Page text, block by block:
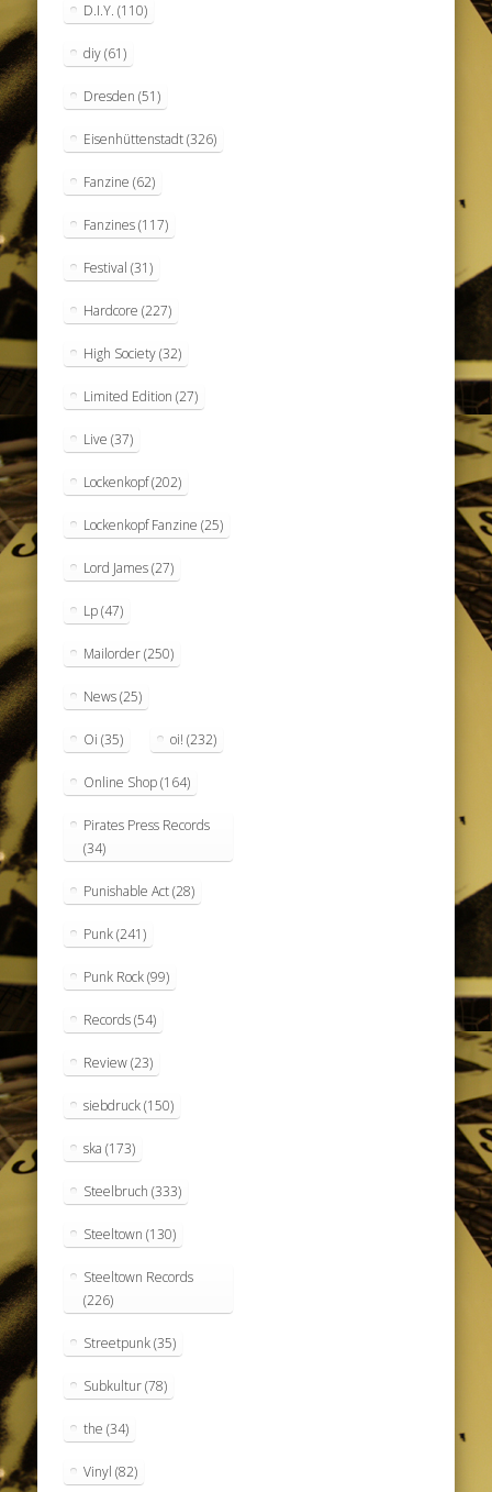
D.I.Y. (110)
diy(61)
Dresden (51)
Eisenhüttenstadt(326)
Fanzine (62)
Fanzines(117)
Festival (31)
Hardcore (227)
High Society(32)
Limited Edition (27)
Live (37)
Lockenkopf(202)
Lockenkopf Fanzine (25)
Lord James(27)
Lp(47)
Mailorder(250)
News(25)
Oi (35) oi! (232)
Online Shop(164)
Pirates Press Records
(34)
Punishable Act(28)
Punk(241)
Punk Rock(99)
Records(54)
Review(23)
siebdruck(150)
ska (173)
Steelbruch (333)
Steeltown (130)
Steeltown Records
(226)
Streetpunk(35)
Subkultur(78)
the (34)
Vinyl (82)